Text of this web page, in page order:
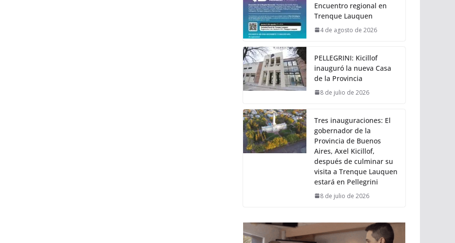
Encuentro regional en
Trenque Lauquen
4 de agosto de 2026
PELLEGRINI: Kicillof
inauguró la nueva Casa
de la Provincia
8 de julio de 2026
Tres inauguraciones: El
gobernador de la
Provincia de Buenos
Aires, Axel Kicillof,
después de culminar su
visita a Trenque Lauquen
estará en Pellegrini
8 de julio de 2026